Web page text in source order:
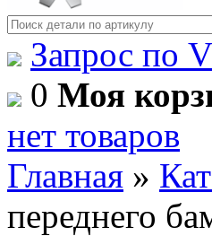
Запрос по
0 Моя
нет товаров
Главная »
переднего